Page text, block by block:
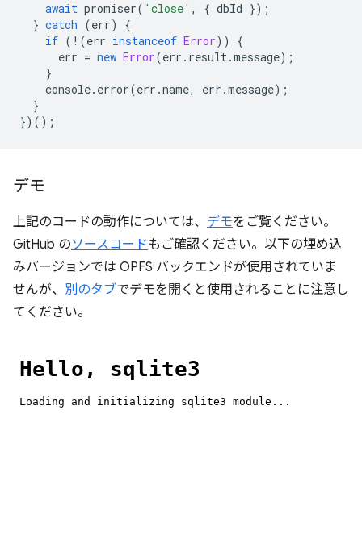
await promiser( 'close' , { dbId });
} catch (err)
{
if ( ! (err instanceof Error))
{
err = new Error(err . result.message);
}
console. error(err .name, err .message);
}
})();
デモ
上記のコードの動作については、 デモをご覧ください。
GitHub のソースコードもご確認ください。以下の埋め込
みバージョンでは OPFS バックエンドが使用されていま
せんが、 別のタブでデモを開くと使用されることに注意し
てください。